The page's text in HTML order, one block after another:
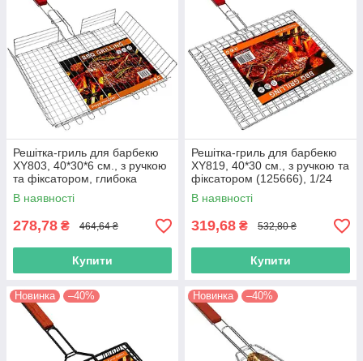
Решітка-гриль для барбекю
XY803, 40*30*6 см., з ручкою
та фіксатором, глибока
(125637), 1/24
В наявності
278,78 ₴ 464,64 ₴
Купити
Решітка-гриль для барбекю
XY819, 40*30 см., з ручкою та
фіксатором (125666), 1/24
В наявності
319,68 ₴ 532,80 ₴
Купити
Новинка –40% Новинка –40%